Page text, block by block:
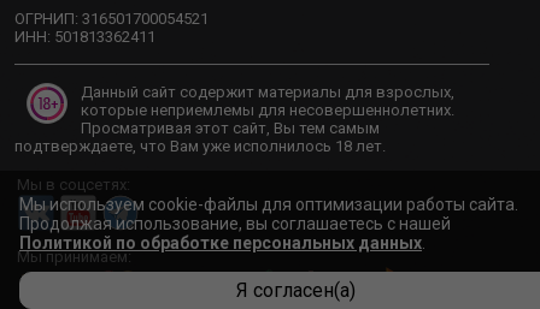
ОГРНИП: 316501700054521
ИНН: 501813362411
Данный сайт содержит материалы для взрослых,
которые неприемлемы для несовершеннолетних.
Просматривая этот сайт, Вы тем самым
подтверждаете, что Вам уже исполнилось 18 лет.
Мы в соцсетях:
Мы принимаем:
Мы используем cookie-файлы для оптимизации работы сайта.
Продолжая использование, вы соглашаетесь с нашей
Политикой по обработке персональных данных
Я согласен(а)